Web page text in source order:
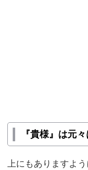
『貴様』は元
上にもありますよ